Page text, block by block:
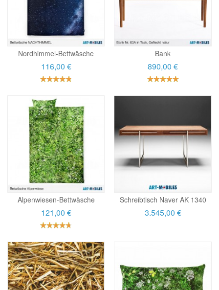
Nordhimmel-Bettwäsche
116,00 €
Bank
890,00 €
Alpenwiesen-Bettwäsche
121,00 €
Schreibtisch Naver AK 1340
3.545,00 €